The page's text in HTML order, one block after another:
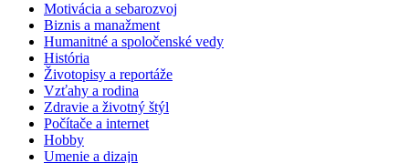
Motivácia a sebarozvoj
Biznis a manažment
Humanitné a spoločenské vedy
História
Životopisy a reportáže
Vzťahy a rodina
Zdravie a životný štýl
Počítače a internet
Hobby
Umenie a dizajn